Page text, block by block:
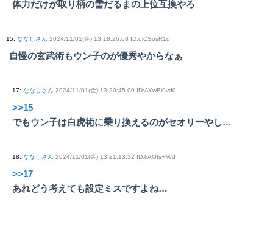
体力だけが取り柄の雪だるまの上位互換やろ
15: ななしさん 2024/11/01(金) 13:18:26.68 ID:oiCSosR1d
自慢の玄武術もウン子のが優秀やからなぁ
17: ななしさん 2024/11/01(金) 13:20:45.09 ID:AYwBi0vd0
>>15
でもウン子は白虎術に乗り換えるのがセオリーやし…
18: ななしさん 2024/11/01(金) 13:21:13.32 ID:kAOfs+M/d
>>17
あれどう考えても設定ミスですよね…